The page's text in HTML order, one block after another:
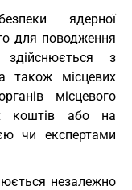
ядерної
для поводження
з
також місцевих
місцевого
коштів або на
чи експертами
незалежно